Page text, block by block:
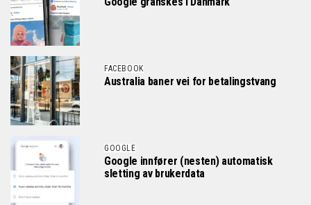
FACEBOOK
Australia baner vei for betalingstvang
GOOGLE
Google innfører (nesten) automatisk
sletting av brukerdata